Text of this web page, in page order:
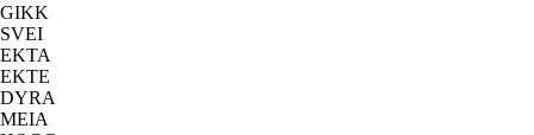
GIKK
SVEI
EKTA
EKTE
DYRA
MEIA